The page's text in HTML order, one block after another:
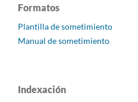
Formatos
Plantilla de sometimiento
Manual de sometimiento
Indexación